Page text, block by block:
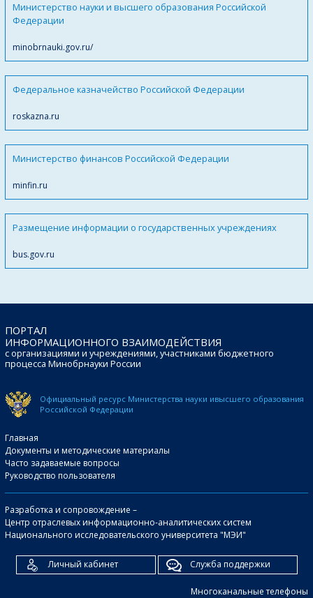
Министерство науки и высшего образования Российской
Федерации
minobrnauki.gov.ru/
Федеральное казначейство Российской Федерации
roskazna.ru
Министерство финансов Российской Федерации
minfin.ru
Размещение информации о государственных учреждениях
bus.gov.ru
ПОРТАЛ
ИНФОРМАЦИОННОГО ВЗАИМОДЕЙСТВИЯ
с организациями и учреждениями, участниками бюджетного
процесса Минобрнауки России
Официальный ресурс Министерства науки ивысшего образования
Российской Федерации
Главная
Документы и методические материалы
Часто задаваемые вопросы
Руководство пользователя
Разработка и сопровождение –
Центр отраслевых информационно-аналитических систем
Национального исследовательского университета "МЭИ"
Личный кабинет Служба поддержки
Многоканальные телефоны